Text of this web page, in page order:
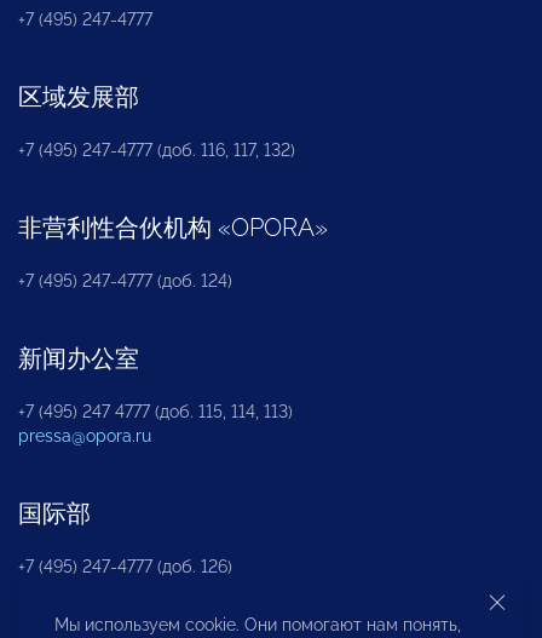
+7 (495) 247-4777
区域发展部
+7 (495) 247-4777 (доб. 116, 117, 132)
非营利性合伙机构 «OPORA»
+7 (495) 247-4777 (доб. 124)
新闻办公室
+7 (495) 247 4777 (доб. 115, 114, 113)
pressa@opora.ru
国际部
+7 (495) 247-4777 (доб. 126)
Мы используем cookie. Они помогают нам понять,